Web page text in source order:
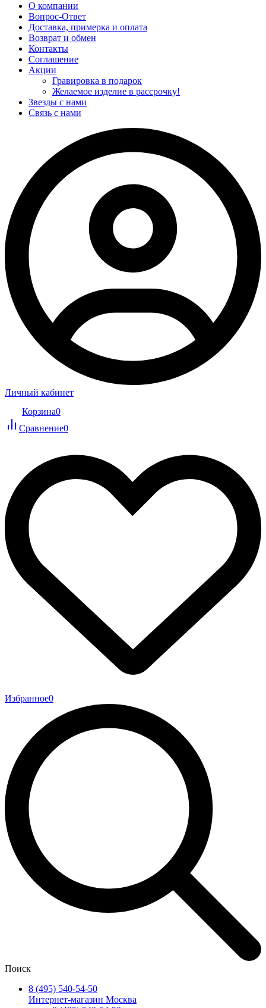
О компании
Вопрос-Ответ
Доставка, примерка и оплата
Возврат и обмен
Контакты
Соглашение
Акции
Гравировка в подарок
Желаемое изделие в рассрочку!
Звезды с нами
Связь с нами
Личный кабинет
Корзина0
Сравнение0
Избранное0
Поиск
8 (495) 540-54-50
Интернет-магазин Москва